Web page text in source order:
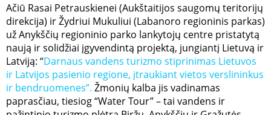
Ačiū Rasai Petrauskienei (Aukštaitijos saugomų teritorijų
direkcija) ir Žydriui Mukuliui (Labanoro regioninis parkas)
už Anykščių regioninio parko lankytojų centre pristatytą
naują ir solidžiai įgyvendintą projektą, jungiantį Lietuvą ir
Latviją: “Darnaus vandens turizmo stiprinimas Lietuvos
ir Latvijos pasienio regione, įtraukiant vietos verslininkus
ir bendruomenes”. Žmonių kalba jis vadinamas
paprasčiau, tiesiog “Water Tour” – tai vandens ir